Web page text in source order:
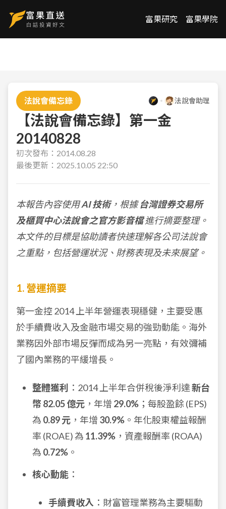
富果研究 富果學院
法說會備忘錄 法說會助理
【法說會備忘錄】第一金
20140828
初次發布： 2014.08.28
最後更新： 2025.10.05 22:50
本報告內容使用AI 技術，根據台灣證券交易所
及櫃買中心法說會之官方影音檔進行摘要整理。
本文件的目標是協助讀者快速理解各公司法說會
之重點，包括營運狀況、財務表現及未來展望。
1. 營運摘要
第一金控 2014 上半年營運表現穩健，主要受惠
於手續費收入及金融市場交易的強勁動能。海外
業務因外部市場反彈而成為另一亮點，有效彌補
了國內業務的平緩增長。
整體獲利 ：2014 上半年合併稅後淨利達新台
幣 82.05 億元 ，年增 29.0% ；每股盈餘 (EPS)
為 0.89 元 ，年增 30.9% 。年化股東權益報酬
率 (ROAE) 為 11.39% ，資產報酬率 (ROAA)
為 0.72% 。
核心動能 ：
手續費收入 ：財富管理業務為主要驅動